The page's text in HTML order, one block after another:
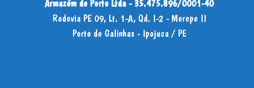
Armazém do Porto Ltda - 35.475.896/0001-40
Rodovia PE 09, Lt. 1-A, Qd. I-2 - Merepe II
Porto de Galinhas - Ipojuca / PE